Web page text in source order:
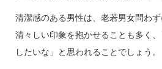
清潔感のある男性は、老若男女問わず
清々しい印象を抱かせることも多く
したいな」と思われることでしょう。